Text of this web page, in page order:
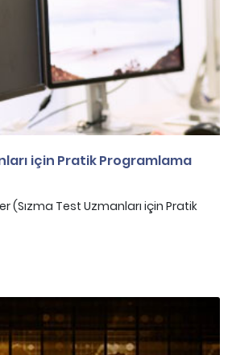
için Pratik Programlama
(Sızma Test Uzmanları için Pratik